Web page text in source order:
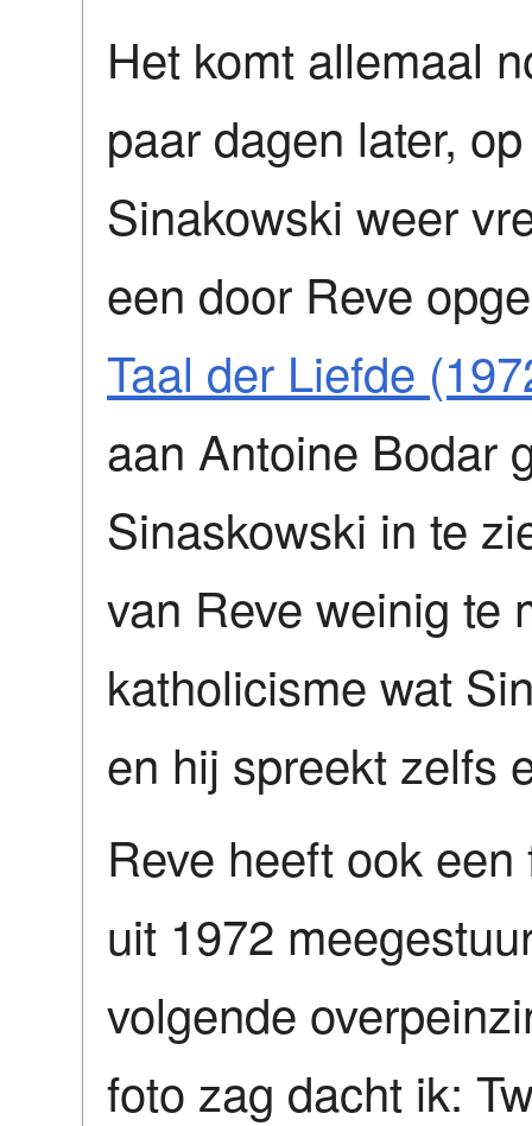
Het komt allemaal
paar dagen later,
Sinakowski weer
een door Reve
Taal der Liefde
aan Antoine Bodar
Sinaskowski in te
van Reve weinig te
katholicisme wat
en hij spreekt zelfs
Reve heeft ook
uit 1972
volgende
foto zag dacht ik: